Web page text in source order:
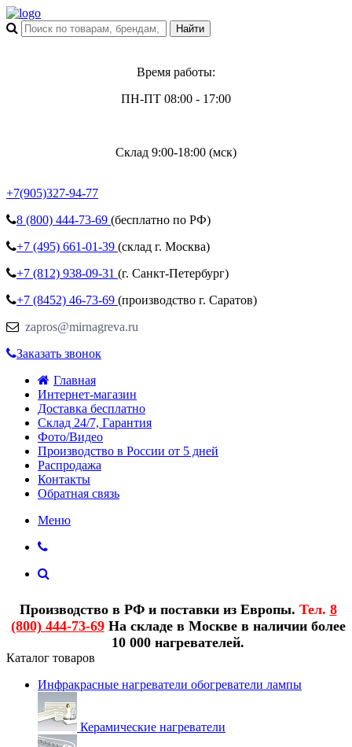
Время работы:
ПН-ПТ 08:00 - 17:00
Склад 9:00-18:00 (мск)
+7(905)327-94-77
8 (800) 444-73-69 (бесплатно по РФ)
+7 (495) 661-01-39 (склад г. Москва)
+7 (812) 938-09-31 (г. Санкт-Петербург)
+7 (8452) 46-73-69 (производство г. Саратов)
zapros@mirnagreva.ru
Заказать звонок
Главная
Интернет-магазин
Доставка бесплатно
Склад 24/7, Гарантия
Фото/Видео
Производство в России от 5 дней
Распродажа
Контакты
Обратная связь
Меню
Производство в РФ и поставки из Европы. Тел. 8
(800) 444-73-69На складе в Москве в наличии более
10 000 нагревателей.
Каталог товаров
Инфракрасные нагреватели обогреватели лампы
Керамические нагреватели